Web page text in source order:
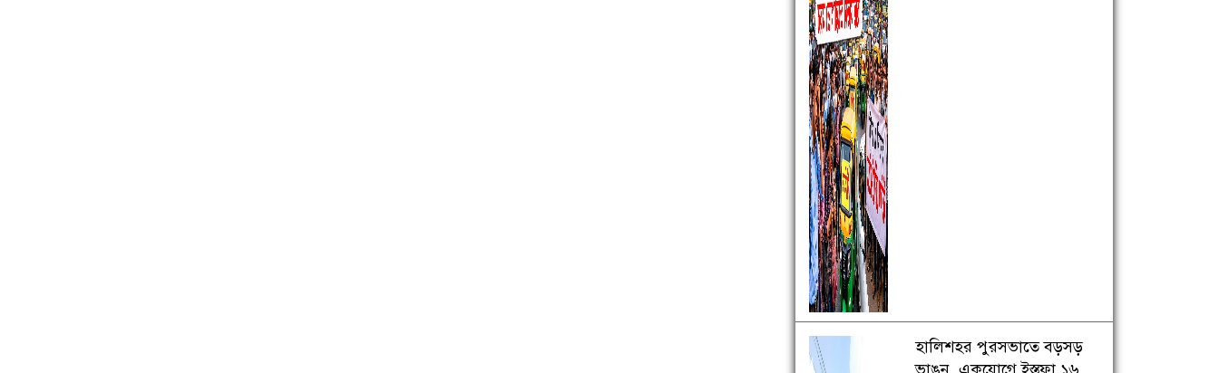
হালিশহর পুরসভাতে বড়সড়